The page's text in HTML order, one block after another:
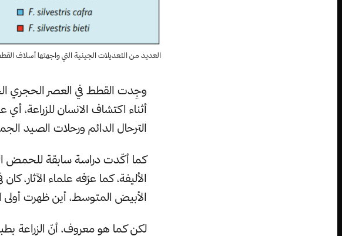
العديد من التعديلات الجينية التي واجهتها أسلاف
أثناء اكتشاف الانسان للزراعة، أي
الترحال الدائم ورحلات الصيد الجماعيّة
كما أكّدت دراسة سابقة للحمض
الأليفة، كما عرّفه علماء الآثار،
الأبيض المتوسط، أين ظهرت أولى
لكن كما هو معروف، أنّ الزراعة